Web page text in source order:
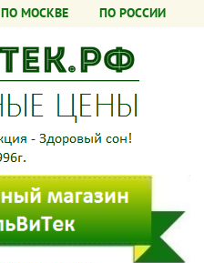
ПО МОСКВЕ ПО РОССИИ